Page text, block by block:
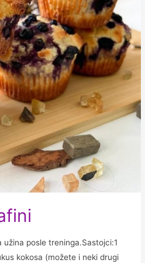
posle treninga.Sastojci:1
kokosa (možete i neki drugi